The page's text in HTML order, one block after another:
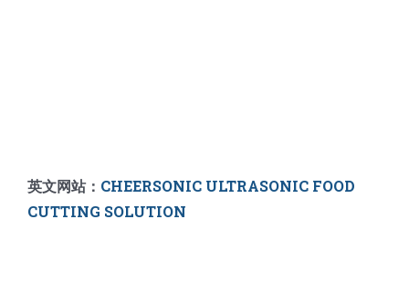
英文网站： CHEERSONIC ULTRASONIC FOOD
CUTTING SOLUTION